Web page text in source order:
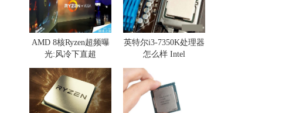
AMD 8核Ryzen超频曝
光:风冷下直超
英特尔i3-7350K处理器
怎么样 Intel